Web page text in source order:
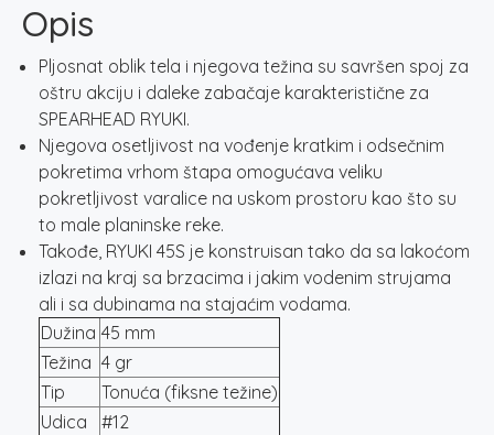
količina
Opis
Pljosnat oblik tela i njegova težina su savršen spoj za
oštru akciju i daleke zabačaje karakteristične za
SPEARHEAD RYUKI.
Njegova osetljivost na vođenje kratkim i odsečnim
pokretima vrhom štapa omogućava veliku
pokretljivost varalice na uskom prostoru kao što su
to male planinske reke.
Takođe, RYUKI 45S je konstruisan tako da sa lakoćom
izlazi na kraj sa brzacima i jakim vodenim strujama
ali i sa dubinama na stajaćim vodama.
Dužina 45 mm
Težina 4 gr
Tip
Tonuća (fiksne težine)
Udica
#12